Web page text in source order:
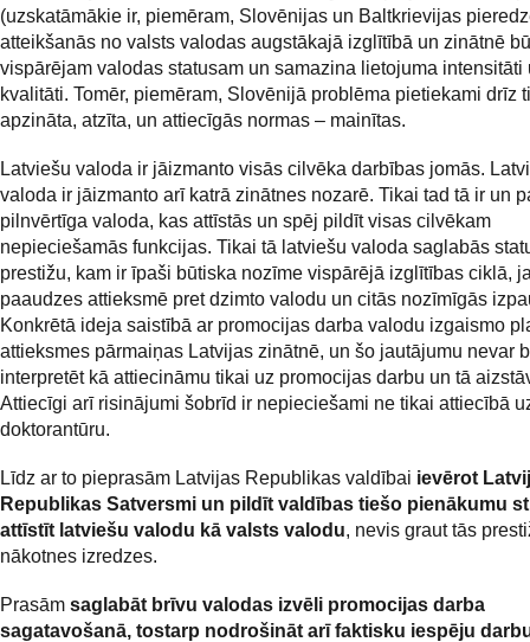
(uzskatāmākie ir, piemēram, Slovēnijas un Baltkrievijas
atteikšanās no valsts valodas augstākajā izglītībā un zinātnē
vispārējam valodas statusam un samazina lietojuma intensitāti
kvalitāti. Tomēr, piemēram, Slovēnijā problēma pietiekami drīz
apzināta, atzīta, un attiecīgās normas – mainītas.
Latviešu valoda ir jāizmanto visās cilvēka darbības jomās.
valoda ir jāizmanto arī katrā zinātnes nozarē. Tikai tad tā ir un
pilnvērtīga valoda, kas attīstās un spēj pildīt visas cilvēkam
nepieciešamās funkcijas. Tikai tā latviešu valoda saglabās
prestižu, kam ir īpaši būtiska nozīme vispārējā izglītības ciklā,
paaudzes attieksmē pret dzimto valodu un citās nozīmīgās
Konkrētā ideja saistībā ar promocijas darba valodu izgaismo
attieksmes pārmaiņas Latvijas zinātnē, un šo jautājumu nevar
interpretēt kā attiecināmu tikai uz promocijas darbu un tā
Attiecīgi arī risinājumi šobrīd ir nepieciešami ne tikai attiecībā
doktorantūru.
Līdz ar to pieprasām Latvijas Republikas valdībai ievērot
Republikas Satversmi un pildīt valdības tiešo pienākumu
attīstīt latviešu valodu kā valsts valodu, nevis graut tās
nākotnes izredzes.
Prasām saglabāt brīvu valodas izvēli promocijas darba
sagatavošanā, tostarp nodrošināt arī faktisku iespēju